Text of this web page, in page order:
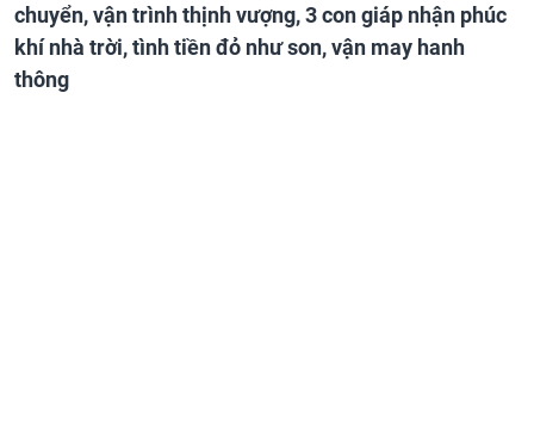
chuyển, vận trình thịnh vượng, 3 con giáp nhận phúc
khí nhà trời, tình tiền đỏ như son, vận may hanh
thông